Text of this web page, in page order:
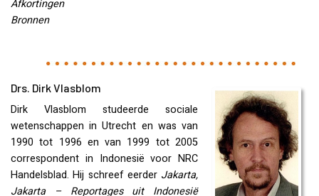
Afkortingen
Bronnen
Drs. Dirk Vlasblom
Dirk Vlasblom studeerde sociale
wetenschappen in Utrecht en was van
1990 tot 1996 en van 1999 tot 2005
correspondent in Indonesië voor NRC
Handelsblad. Hij schreef eerder Jakarta,
Jakarta – Reportages uit Indonesië